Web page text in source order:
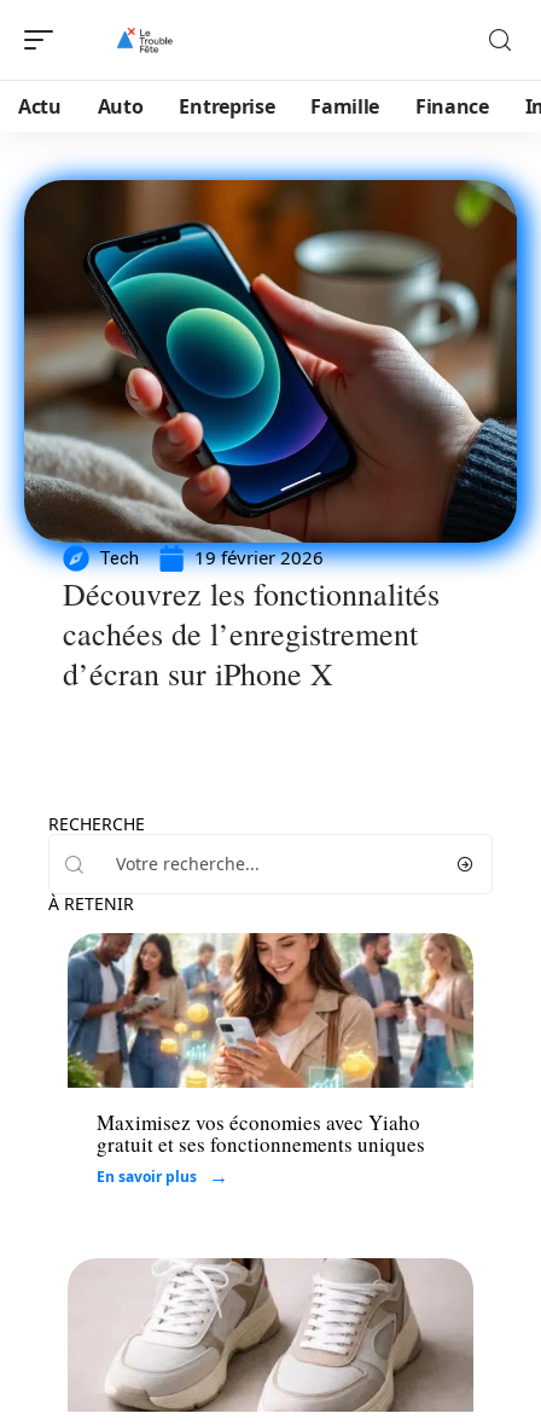
Actu Auto Entreprise Famille Finance
Tech 19 février 2026
Découvrez les fonctionnalités
cachées de l’enregistrement
d’écran sur iPhone X
RECHERCHE
À RETENIR
Entreprise
Maximisez vos économies avec Yiaho
gratuit et ses fonctionnements uniques
En savoir plus
Mode